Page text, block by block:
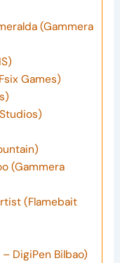
(Gammera
Games)
(Gammera
(Flamebait
DigiPen Bilbao)